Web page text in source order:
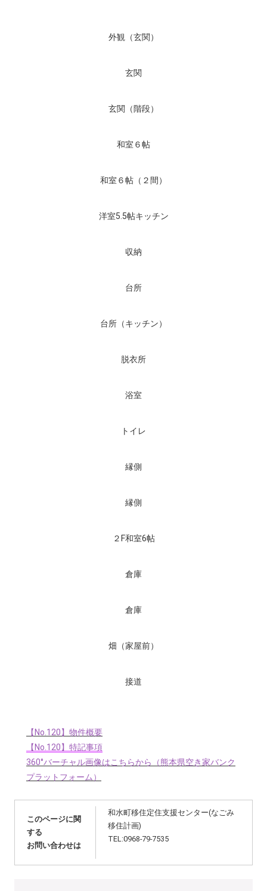
外観（玄関）
玄関
玄関（階段）
和室６帖
和室６帖（２間）
洋室5.5帖キッチン
収納
台所
台所（キッチン）
脱衣所
浴室
トイレ
縁側
縁側
２F和室6帖
倉庫
倉庫
畑（家屋前）
接道
【No.120】物件概要
【No.120】特記事項
360°バーチャル画像はこちらから（熊本県空き家バンク
プラットフォーム）
このページに関
する
お問い合わせは
和水町移住定住支援センター(なごみ
移住計画)
TEL:0968-79-7535